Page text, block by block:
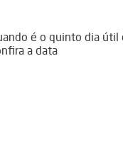
é o quinto dia útil
a data